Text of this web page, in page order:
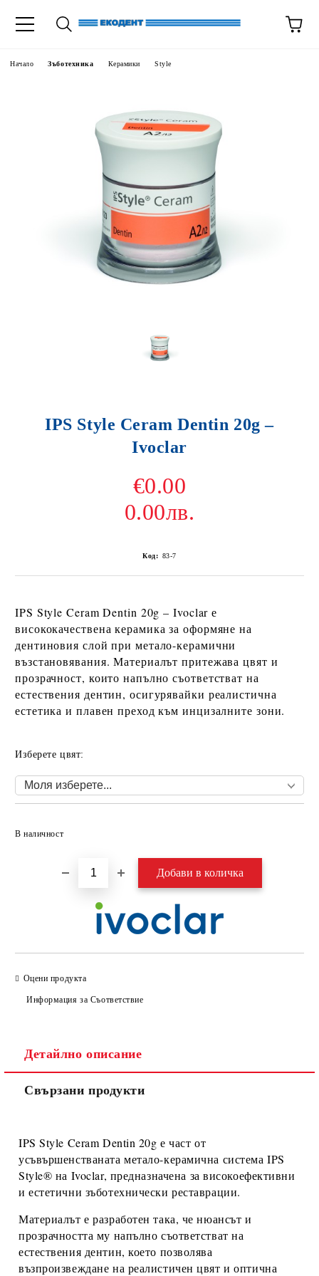
Начало Зъботехника Керамики Style
IPS Style Ceram Dentin 20g –
Ivoclar
€0.00
0.00лв.
Код: 83-7
IPS Style Ceram Dentin 20g – Ivoclar е
висококачествена керамика за оформяне на
дентиновия слой при метало-керамични
възстановявания. Материалът притежава цвят и
прозрачност, които напълно съответстват на
естествения дентин, осигурявайки реалистична
естетика и плавен преход към инцизалните зони.
Изберете цвят:
В наличност
Оцени продукта
Информация за Съответствие
Детайлно описание
Свързани продукти
IPS Style Ceram Dentin 20g е част от
усъвършенстванатаметало-керамична система IPS
Style® на Ivoclar, предназначена за високоефективни
и естетични зъботехнически реставрации.
Материалът е разработен така, ченюансът и
прозрачността му напълно съответстват на
естествения дентин, което позволява
възпроизвеждане на реалистичен цвят и оптична